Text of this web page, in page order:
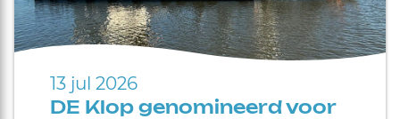
13 jul 2026
DE Klop genomineerd voor